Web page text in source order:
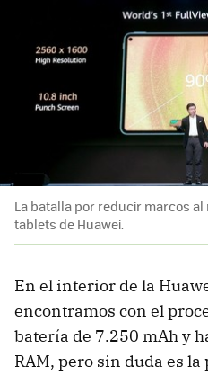
La batalla por reducir marcos al
tablets de Huawei.
En el interior de la
encontramos con el
batería de 7.250 mAh y
RAM, pero sin duda es